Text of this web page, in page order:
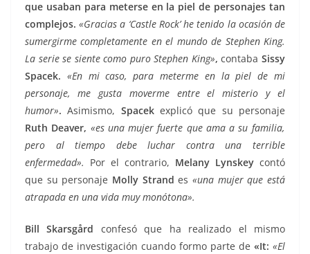
que usaban para meterse en la piel de personajes tan
complejos.«Gracias a ‘Castle Rock’ he tenido la ocasión de
sumergirme completamente en el mundo de Stephen King.
La serie se siente como puro Stephen King»,contaba Sissy
Spacek. «En mi caso, para meterme en la piel de mi
personaje, me gusta moverme entre el misterio y el
humor».Asimismo, Spacekexplicó que su personaje
Ruth Deaver, «es una mujer fuerte que ama a su familia,
pero al tiempo debe luchar contra una terrible
enfermedad». Por el contrario, Melany Lynskey contó
que su personaje Molly Strandes«una mujer que está
atrapada en una vida muy monótona».
Bill Skarsgård confesó que ha realizado el mismo
trabajo de investigación cuando formo parte de «It: «El